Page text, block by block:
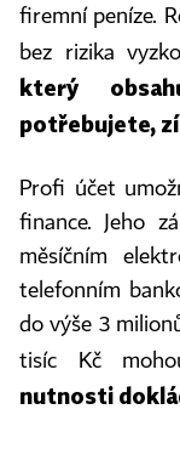
firemní peníze.
bez rizika
který
potřebujete,
Profi účet
finance. Jeho
měsíčním
telefonním
do výše 3
tisíc Kč
nutnosti